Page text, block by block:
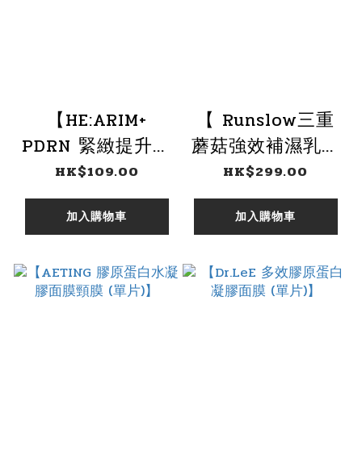
【HE:ARIM+
PDRN 緊緻提升安
瓶 5ml 】
HK$109.00
加入購物車
【 Runslow三重
蘑菇強效補濕乳狀
精華 150ml 】
HK$299.00
加入購物車